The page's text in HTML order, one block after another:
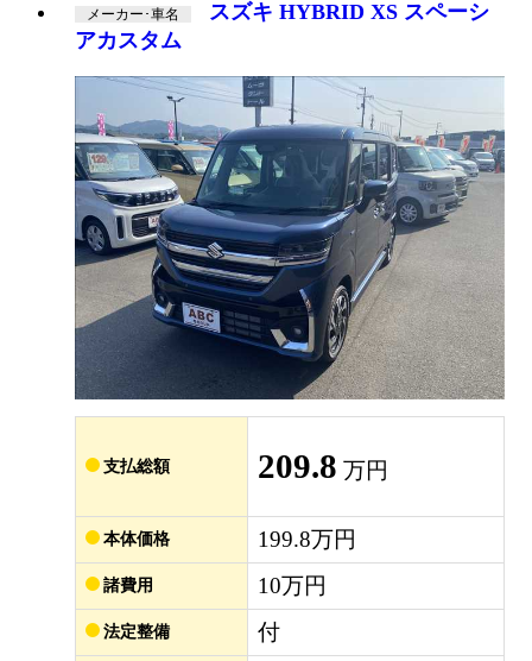
メーカー･車名
スズキ HYBRID XS スペーシ
アカスタム
支払総額 209.8 万円
本体価格 199.8万円
諸費用 10万円
法定整備 付